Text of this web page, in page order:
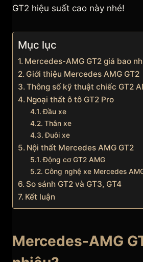
GT2 hiệu suất cao này nhé!
Mục lục
Mercedes-AMG GT2 giá bao
Giới thiệu Mercedes AMG GT2
Thông số kỹ thuật chiếc GT2
Ngoại thất ô tô GT2 Pro
Đầu xe
Thân xe
Đuôi xe
Nội thất Mercedes AMG GT2
Động cơ GT2 AMG
Công nghệ xe Mercedes
So sánh GT2 và GT3, GT4
Kết luận
Mercedes-AMG